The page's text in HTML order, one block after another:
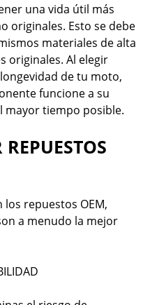
una vida útil más
originales. Esto se debe
materiales de alta
originales. Al elegir
de tu moto,
funcione a su
mayor tiempo posible.
repuestos OEM,
a menudo la mejor